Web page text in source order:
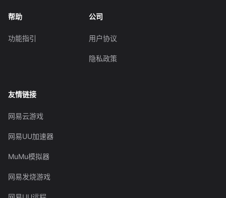
帮助
功能指引
公司
用户协议
隐私政策
友情链接
网易云游戏
网易UU加速器
MuMu模拟器
网易发烧游戏